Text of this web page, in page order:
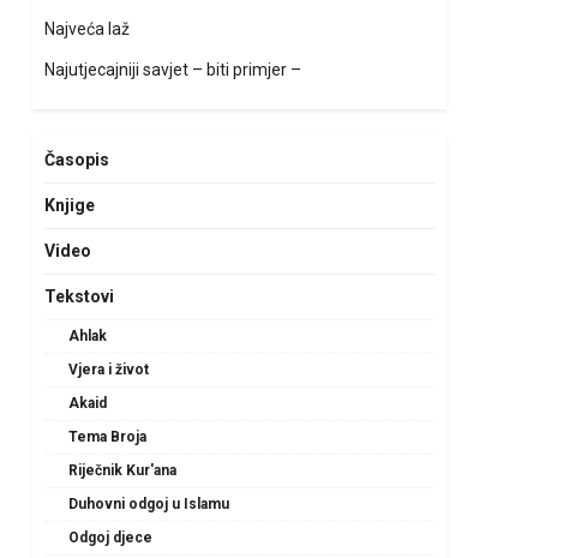
Najveća laž
Najutjecajniji savjet – biti primjer –
Časopis
Knjige
Video
Tekstovi
Ahlak
Vjera i život
Akaid
Tema Broja
Riječnik Kur'ana
Duhovni odgoj u Islamu
Odgoj djece